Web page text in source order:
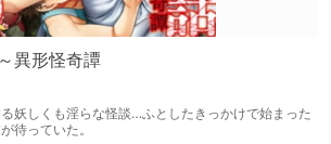
異形怪奇譚
妖しくも淫らな怪談…ふとしたきっかけで始まった
待っていた。